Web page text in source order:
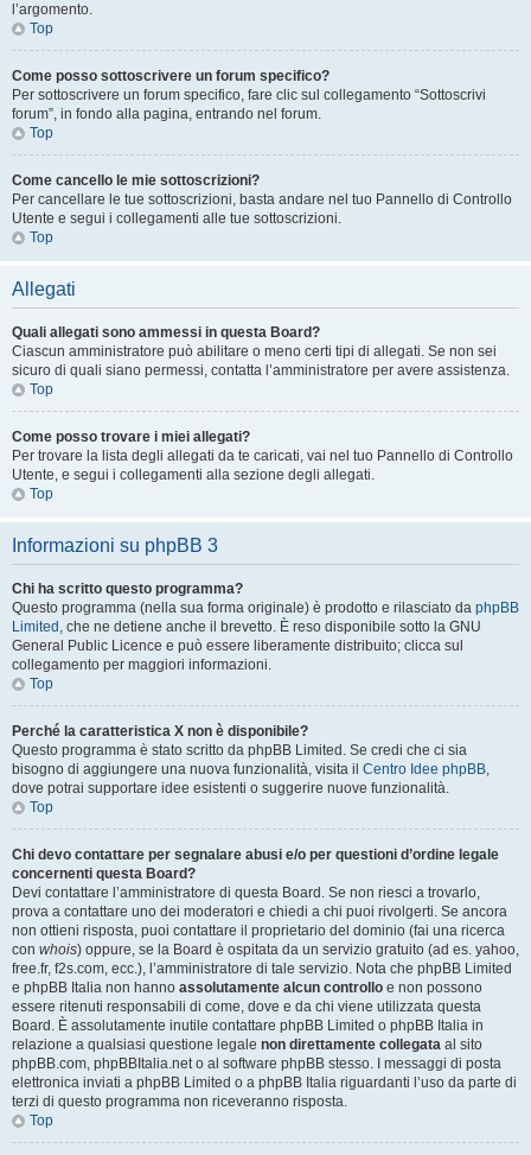
l’argomento.
Top
Come posso sottoscrivere un forum specifico?
Per sottoscrivere un forum specifico, fare clic sul collegamento “Sottoscrivi
forum”, in fondo alla pagina, entrando nel forum.
Top
Come cancello le mie sottoscrizioni?
Per cancellare le tue sottoscrizioni, basta andare nel tuo Pannello di Controllo
Utente e segui i collegamenti alle tue sottoscrizioni.
Top
Allegati
Quali allegati sono ammessi in questa Board?
Ciascun amministratore può abilitare o meno certi tipi di allegati. Se non sei
sicuro di quali siano permessi, contatta l’amministratore per avere assistenza.
Top
Come posso trovare i miei allegati?
Per trovare la lista degli allegati da te caricati, vai nel tuo Pannello di Controllo
Utente, e segui i collegamenti alla sezione degli allegati.
Top
Informazioni su phpBB 3
Chi ha scritto questo programma?
Questo programma (nella sua forma originale) è prodotto e rilasciato da phpBB
Limited , che ne detiene anche il brevetto. È reso disponibile sotto la GNU
General Public Licence e può essere liberamente distribuito; clicca sul
collegamento per maggiori informazioni.
Top
Perché la caratteristica X non è disponibile?
Questo programma è stato scritto da phpBB Limited. Se credi che ci sia
bisogno di aggiungere una nuova funzionalità, visita il Centro Idee phpBB,
dove potrai supportare idee esistenti o suggerire nuove funzionalità.
Top
Chi devo contattare per segnalare abusi e/o per questioni d’ordine legale
concernenti questa Board?
Devi contattare l’amministratore di questa Board. Se non riesci a trovarlo,
prova a contattare uno dei moderatori e chiedi a chi puoi rivolgerti. Se ancora
non ottieni risposta, puoi contattare il proprietario del dominio (fai una ricerca
con whois) oppure, se la Board è ospitata da un servizio gratuito (ad es. yahoo,
free.fr, f2s.com, ecc.), l’amministratore di tale servizio. Nota che phpBB Limited
e phpBB Italia non hanno assolutamente alcun controllo e non possono
essere ritenuti responsabili di come, dove e da chi viene utilizzata questa
Board. È assolutamente inutile contattare phpBB Limited o phpBB Italia in
relazione a qualsiasi questione legale non direttamente collegata al sito
phpBB.com, phpBBItalia.net o al software phpBB stesso. I messaggi di posta
elettronica inviati a phpBB Limited o a phpBB Italia riguardanti l’uso da parte di
terzi di questo programma non riceveranno risposta.
Top